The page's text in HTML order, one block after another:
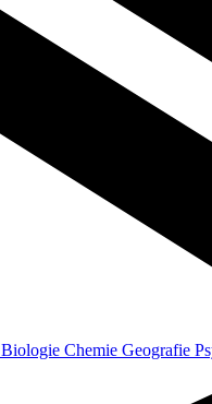
Biologie Chemie Geografie